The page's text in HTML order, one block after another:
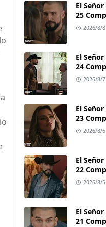
El
25
2026/8/8
El
24
2026/8/7
El
23
2026/8/6
El
22
2026/8/5
El
21